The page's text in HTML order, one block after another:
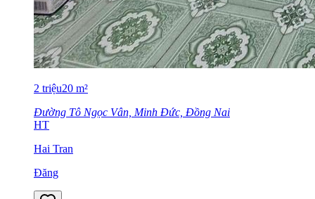
2 triệu20 m²
Đường Tô Ngọc Vân, Minh Đức, Đồng Nai
HT
Hai Tran
Đăng